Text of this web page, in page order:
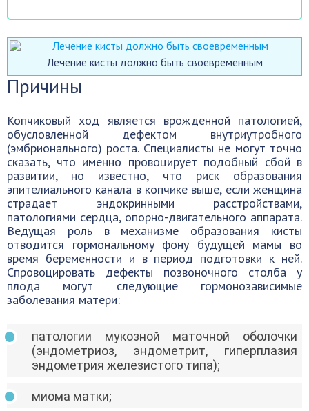
Лечение кисты должно быть своевременным
Причины
Копчиковый ход является врожденной патологией,
обусловленной дефектом внутриутробного
(эмбрионального) роста. Специалисты не могут точно
сказать, что именно провоцирует подобный сбой в
развитии, но известно, что риск образования
эпителиального канала в копчике выше, если женщина
страдает эндокринными расстройствами,
патологиями сердца, опорно-двигательного аппарата.
Ведущая роль в механизме образования кисты
отводится гормональному фону будущей мамы во
время беременности и в период подготовки к ней.
Спровоцировать дефекты позвоночного столба у
плода могут следующие гормонозависимые
заболевания матери:
патологии мукозной маточной оболочки
(эндометриоз, эндометрит, гиперплазия
эндометрия железистого типа);
миома матки;